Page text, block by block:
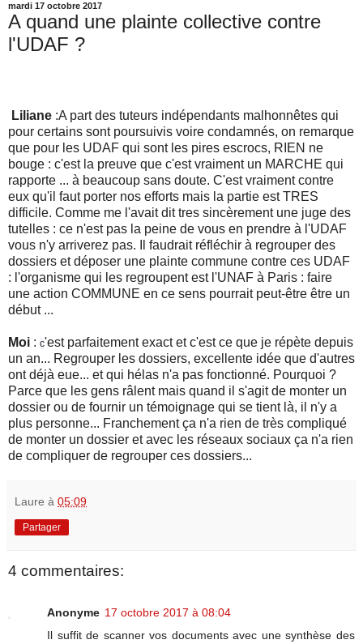
mardi 17 octobre 2017
A quand une plainte collective contre
l'UDAF ?
Liliane :A part des tuteurs indépendants malhonnêtes qui
pour certains sont poursuivis voire condamnés, on remarque
que pour les UDAF qui sont les pires escrocs, RIEN ne
bouge : c'est la preuve que c'est vraiment un MARCHE qui
rapporte ... à beaucoup sans doute. C'est vraiment contre
eux qu'il faut porter nos efforts mais la partie est TRES
difficile. Comme me l'avait dit tres sincèrement une juge des
tutelles : ce n'est pas la peine de vous en prendre à l'UDAF
vous n'y arriverez pas. Il faudrait réfléchir à regrouper des
dossiers et déposer une plainte commune contre ces UDAF
: l'organisme qui les regroupent est l'UNAF à Paris : faire
une action COMMUNE en ce sens pourrait peut-être être un
début ...
Moi : c'est parfaitement exact et c'est ce que je répète depuis
un an... Regrouper les dossiers, excellente idée que d'autres
ont déjà eue... et qui hélas n'a pas fonctionné. Pourquoi ?
Parce que les gens râlent mais quand il s'agit de monter un
dossier ou de fournir un témoignage qui se tient là, il n'y a
plus personne... Franchement ça n'a rien de très compliqué
de monter un dossier et avec les réseaux sociaux ça n'a rien
de compliquer de regrouper ces dossiers...
Laure à 05:09
Partager
4 commentaires:
Anonyme 17 octobre 2017 à 08:04
Il suffit de scanner vos documents avec une synthèse des